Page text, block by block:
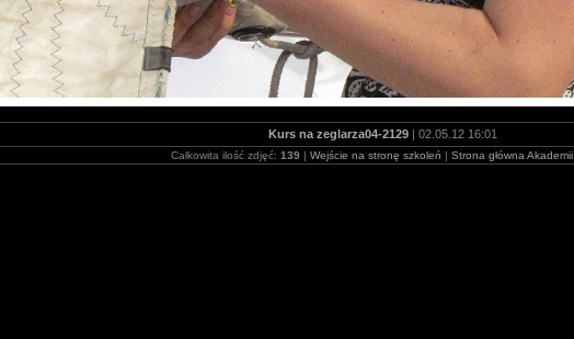
Kurs na zeglarza04-2129| 02.05.12 16:01
Całkowita ilość zdjęć: 139 | Wejście na stronę szkoleń | Strona główna Akademii